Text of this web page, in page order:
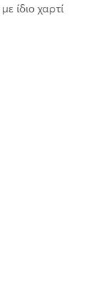
ίδιο χαρτί